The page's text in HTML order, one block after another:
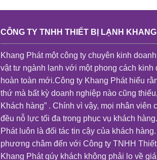
CÔNG TY TNHH THIẾT BỊ LẠNH
Khang Phát một công ty chuyên kinh
vật tư ngành lạnh với một phong cách kinh
hoàn toàn mới.Công ty Khang Phát hiểu
thứ mà bất kỳ doanh nghiệp nào cũng
Khách hàng” . Chính vì vậy, mọi nhân viên
đều nỗ lực tối đa trong phục vụ khách
Phát luôn là đối tác tin cậy của khách
phương châm đến với Công ty TNHH
Khang Phát qúy khách không phải lo về